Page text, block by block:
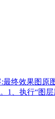
:最终效果图
1、执行“图